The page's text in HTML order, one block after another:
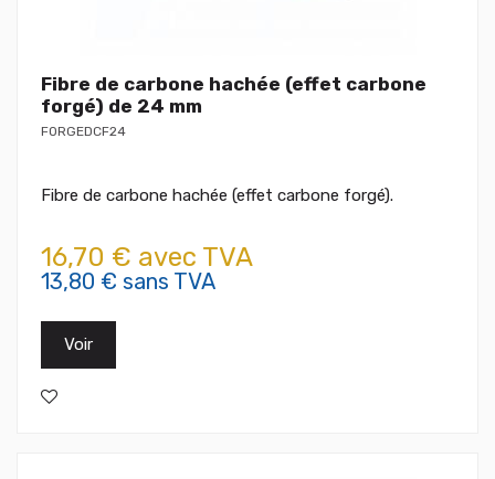
Fibre de carbone hachée (effet carbone
forgé) de 24 mm
FORGEDCF24
Fibre de carbone hachée (effet carbone forgé).
16,70 € avec TVA
13,80 € sans TVA
Voir